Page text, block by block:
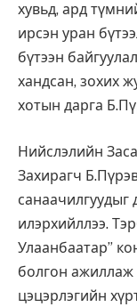
хувьд, ард
ирсэн уран
бүтээн
хандсан, зохих
хотын дарга
Нийслэлийн
Захирагч
илэрхийллээ.
Улаанбаатар”
болгон ажиллаж
цэцэрлэгийн